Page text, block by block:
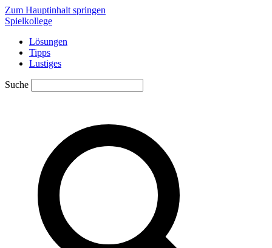
Zum Hauptinhalt springen
Spielkollege
Lösungen
Tipps
Lustiges
Suche